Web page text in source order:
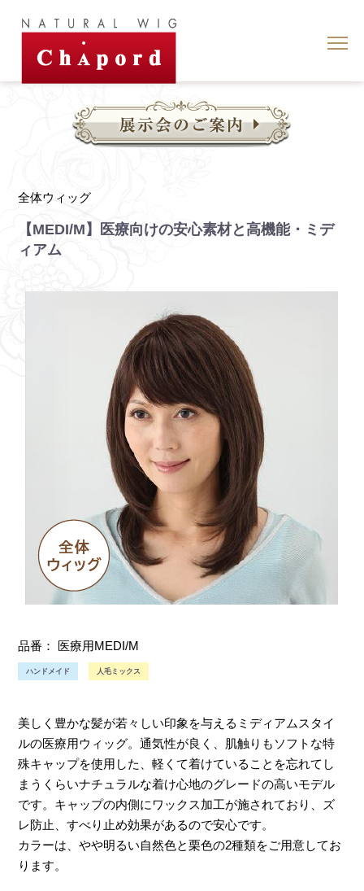
全体ウィッグ
【MEDI/M】医療向けの安心素材と高機能・ミデ
ィアム
品番： 医療用MEDI/M
ハンドメイド 人毛ミックス
美しく豊かな髪が若々しい印象を与えるミディアムスタイ
ルの医療用ウィッグ。通気性が良く、肌触りもソフトな特
殊キャップを使用した、軽くて着けていることを忘れてし
まうくらいナチュラルな着け心地のグレードの高いモデル
です。キャップの内側にワックス加工が施されており、ズ
レ防止、すべり止め効果があるので安心です。
カラーは、やや明るい自然色と栗色の2種類をご用意してお
ります。